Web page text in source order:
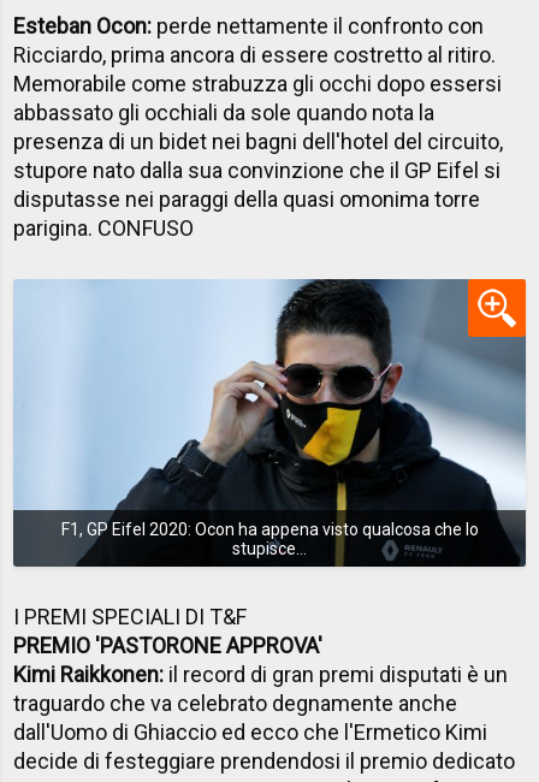
Esteban Ocon: perde nettamente il confronto con
Ricciardo, prima ancora di essere costretto al ritiro.
Memorabile come strabuzza gli occhi dopo essersi
abbassato gli occhiali da sole quando nota la
presenza di un bidet nei bagni dell'hotel del circuito,
stupore nato dalla sua convinzione che il GP Eifel si
disputasse nei paraggi della quasi omonima torre
parigina. CONFUSO
F1, GP Eifel 2020: Ocon ha appena visto qualcosa che lo
stupisce...
I PREMI SPECIALI DI T&F
PREMIO 'PASTORONE APPROVA'
Kimi Raikkonen: il record di gran premi disputati è un
traguardo che va celebrato degnamente anche
dall'Uomo di Ghiaccio ed ecco che l'Ermetico Kimi
decide di festeggiare prendendosi il premio dedicato